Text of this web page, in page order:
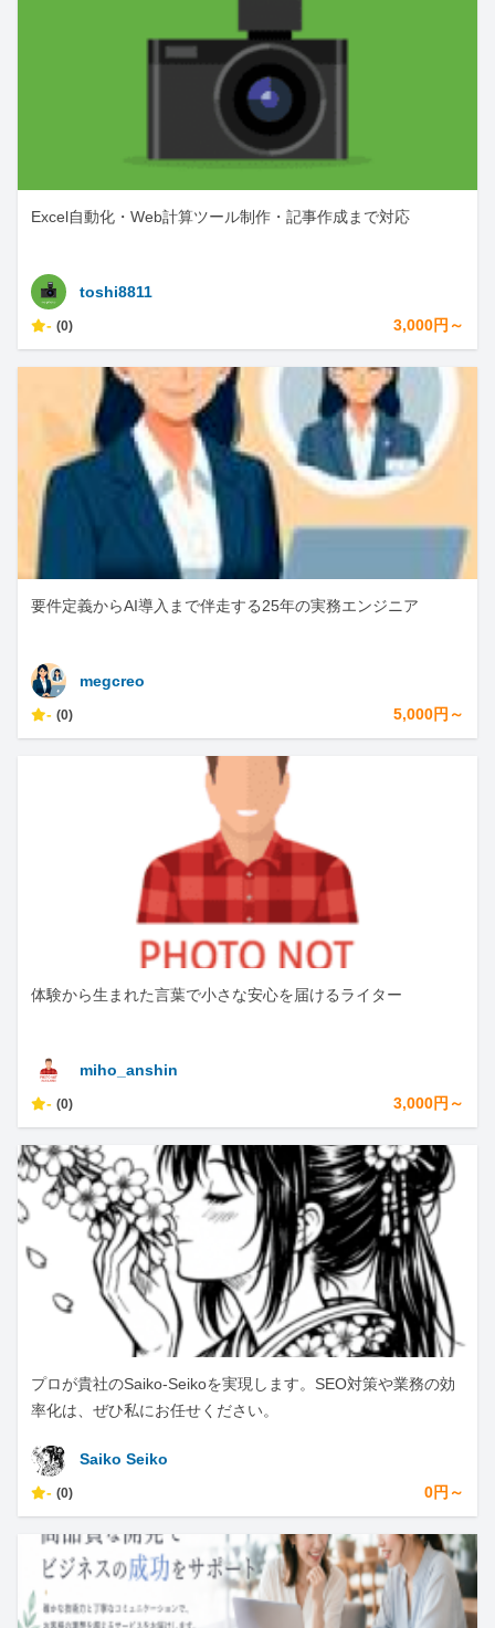
Excel自動化・Web計算ツール制作・記事作成まで対応
toshi8811
- (0) 3,000円～
要件定義からAI導入まで伴走する25年の実務エンジニア
megcreo
- (0) 5,000円～
体験から生まれた言葉で小さな安心を届けるライター
miho_anshin
- (0) 3,000円～
プロが貴社のSaiko-Seikoを実現します。SEO対策や業務の効
率化は、ぜひ私にお任せください。
Saiko Seiko
- (0) 0円～